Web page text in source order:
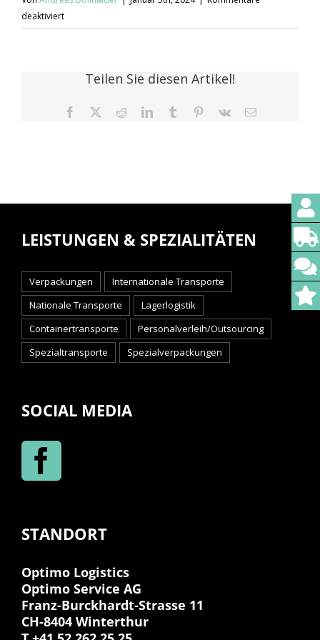
deaktiviertfür
Susanne
Teilen Sie diesen Artikel!
Facebook RedditLinkedInTumblr Pinterest
Vk
E-
LEISTUNGEN & SPEZIALITÄTEN
Verpackungen
Internationale Transporte
Nationale Transporte
Lagerlogistik
Containertransporte
Personalverleih/Outsourcing
Spezialtransporte
Spezialverpackungen
SOCIAL MEDIA
STANDORT
Optimo Logistics
Optimo Service AG
Franz-Burckhardt-Strasse 11
CH-8404 Winterthur